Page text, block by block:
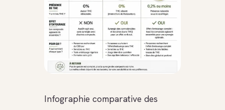
Infographie comparative des